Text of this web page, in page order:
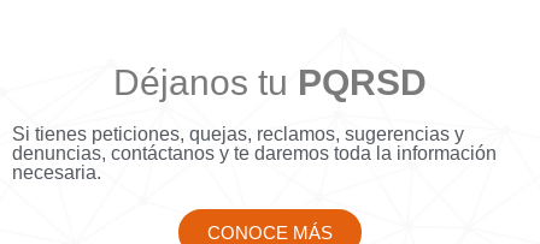
Déjanos tu PQRSD
Si tienes peticiones, quejas, reclamos, sugerencias y
denuncias, contáctanos y te daremos toda la información
necesaria.
CONOCE MÁS